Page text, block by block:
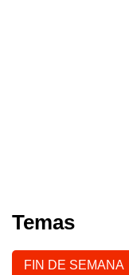
Temas
FIN DE SEMANA